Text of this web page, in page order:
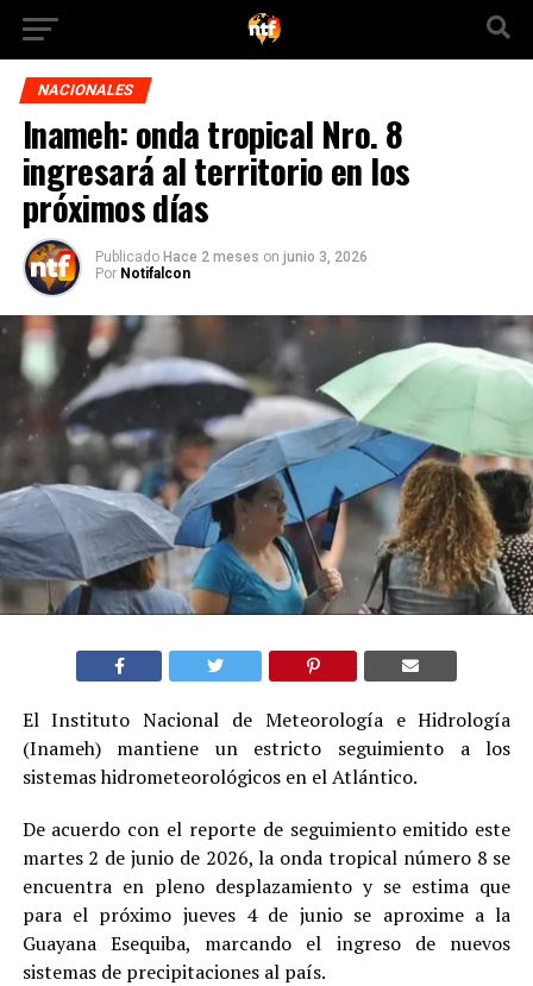
NACIONALES
Inameh: onda tropical Nro. 8
ingresará al territorio en los
próximos días
Publicado Hace 2 meses on junio 3, 2026
Por Notifalcon
El Instituto Nacional de Meteorología e Hidrología
(Inameh) mantiene un estricto seguimiento a los
sistemas hidrometeorológicos en el Atlántico.
De acuerdo con el reporte de seguimiento emitido este
martes 2 de junio de 2026, la onda tropical número 8 se
encuentra en pleno desplazamiento y se estima que
para el próximo jueves 4 de junio se aproxime a la
Guayana Esequiba, marcando el ingreso de nuevos
sistemas de precipitaciones al país.